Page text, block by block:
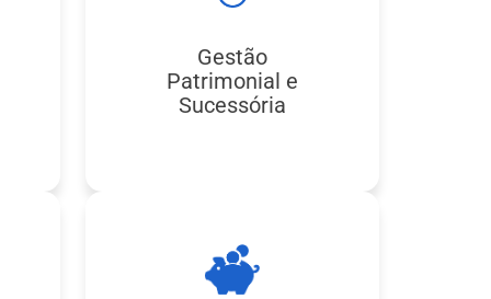
Gestão
Patrimonial e
Sucessória